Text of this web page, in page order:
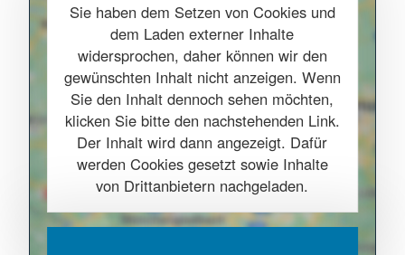
Sie haben dem Setzen von Cookies und
dem Laden externer Inhalte
widersprochen, daher können wir den
gewünschten Inhalt nicht anzeigen. Wenn
Sie den Inhalt dennoch sehen möchten,
klicken Sie bitte den nachstehenden Link.
Der Inhalt wird dann angezeigt. Dafür
werden Cookies gesetzt sowie Inhalte
von Drittanbietern nachgeladen.